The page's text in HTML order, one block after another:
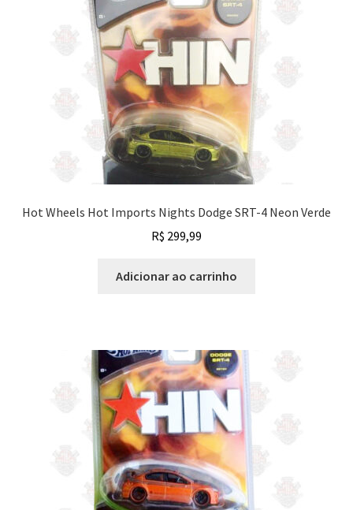
Finalizar Compra
recente
Hot Wheels Hot Imports Nights Dodge SRT-4 Neon Verde
R$ 299,99
Adicionar ao carrinho